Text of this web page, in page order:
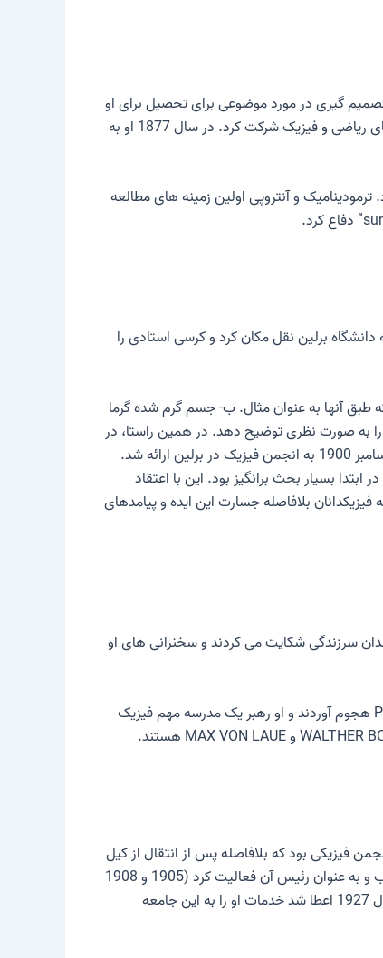
تصمیم گیری در مورد موضوعی برای تحصیل برای او
آسان نبود. در نهایت رشته فیزیک را به عنوان رشته خود انتخاب کرد. در سال 1874 پلانک در دانشگاه مونیخ ثبت نام کرد و در رشته های ریاضی و فیزیک شرکت کرد. در سال 1877 او به
ترمودینامیک و آنتروپی اولین زمینه های مطالعه
1885 مکس پلانک به عنوان استاد در کیل منصوب شد. او تا سال 1889 در آنجا به تدریس و تحقیق پرداخت. در سال 1889 به دانشگاه برلین نقل مکان کرد و کرسی استادی را
طبق آنها به عنوان مثال. ب- جسم گرم شده گرما
به صورت نظری توضیح دهد. در همین راستا، در
او در 14 دسامبر 1900 به انجمن فیزیک در برلین ارائه شد.
. معرفی چنین ثابت طبیعی h در ابتدا بسیار بحث برانگیز بود. این با اعتقاد
بلافاصله جسارت این ایده و پیامدهای
سرزندگی شکایت می کردند و سخنرانی های او
بر خلاف سایر دانشمندان، محققان و اساتید مشهور فیزیک نظری، مانند A. SOMMERFELD (مونیخ)، تنها چند دانش آموز به PLANCK هجوم آوردند و او رهبر یک مدرسه مهم فیزیک
تعهد خاص او به انجمن فیزیکی بود که بلافاصله پس از انتقال از کیل
به برلین به عضویت آن درآمد. اساسنامه آن را خودش تنظیم کرد. او به مدت سه دهه در هیئت مدیره انجمن، به عنوان خزانه دار، ارزیاب و به عنوان رئیس آن فعالیت کرد (1905 و 1908
و 1915/1916). PLANCK از طرف انجمن “Annalen der Physik” را همراه با دانشمندان دیگر منتشر کرد. عضویت افتخاری که در سال 1927 اعطا شد خدمات او را به این جامعه